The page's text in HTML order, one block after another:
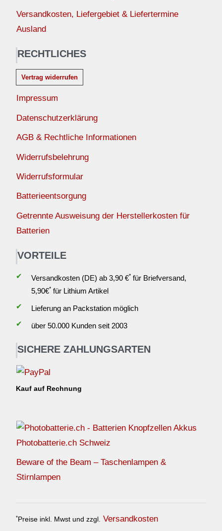
Versandkosten, Liefergebiet & Liefertermine
Ausland
RECHTLICHES
Vertrag widerrufen
Impressum
Datenschutzerklärung
AGB & Rechtliche Informationen
Widerrufsbelehrung
Widerrufsformular
Batterieentsorgung
Getrennte Ausweisung der Herstellerkosten für
Batterien
VORTEILE
✔ Versandkosten (DE) ab 3,90 €*für Briefversand,
5,90€*für Lithium Artikel
✔
Lieferung an Packstation möglich
✔
über 50.000 Kunden seit 2003
SICHERE ZAHLUNGSARTEN
Kauf auf Rechnung
Photobatterie.ch Schweiz
Beware of the Beam – Taschenlampen &
Stirnlampen
* Preise inkl. Mwst und zzgl. Versandkosten